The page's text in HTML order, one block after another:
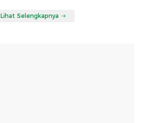
Lihat Selengkapnya